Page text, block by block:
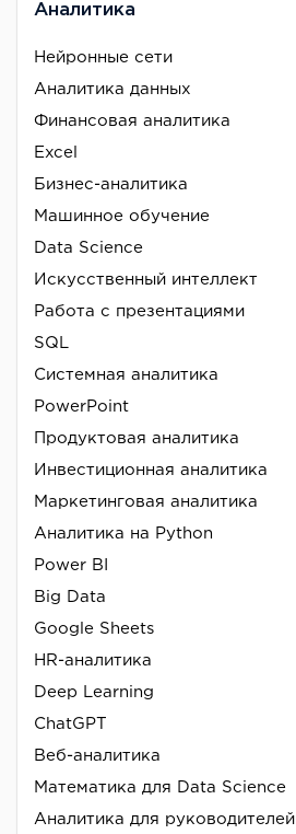
Аналитика
Нейронные сети
Аналитика данных
Финансовая аналитика
Excel
Бизнес-аналитика
Машинное обучение
Data Science
Искусственный интеллект
Работа с презентациями
SQL
Системная аналитика
PowerPoint
Продуктовая аналитика
Инвестиционная аналитика
Маркетинговая аналитика
Аналитика на Python
Power BI
Big Data
Google Sheets
HR-аналитика
Deep Learning
ChatGPT
Веб-аналитика
Математика для Data Science
Аналитика для руководителей